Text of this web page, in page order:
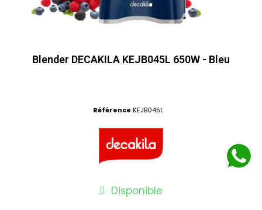
Blender DECAKILA KEJB045L 650W - Bleu
Référence KEJB045L
Disponible